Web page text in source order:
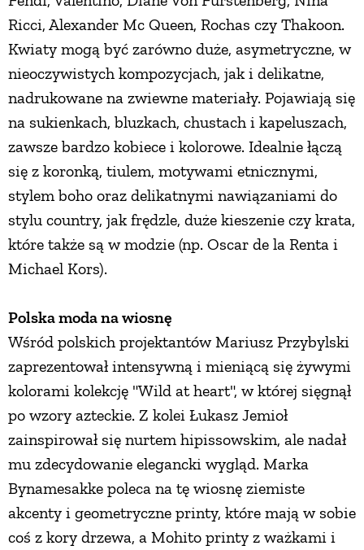
Ricci, Alexander Mc Queen, Rochas czy Thakoon.
Kwiaty mogą być zarówno duże, asymetryczne, w
nieoczywistych kompozycjach, jak i delikatne,
nadrukowane na zwiewne materiały. Pojawiają się
na sukienkach, bluzkach, chustach i kapeluszach,
zawsze bardzo kobiece i kolorowe. Idealnie łączą
się z koronką, tiulem, motywami etnicznymi,
stylem boho oraz delikatnymi nawiązaniami do
stylu country, jak frędzle, duże kieszenie czy krata,
które także są w modzie (np. Oscar de la Renta i
Michael Kors).
Polska moda na wiosnę
Wśród polskich projektantów Mariusz Przybylski
zaprezentował intensywną i mieniącą się żywymi
kolorami kolekcję "Wild at heart", w której sięgnął
po wzory azteckie. Z kolei Łukasz Jemioł
zainspirował się nurtem hipissowskim, ale nadał
mu zdecydowanie elegancki wygląd. Marka
Bynamesakke poleca na tę wiosnę ziemiste
akcenty i geometryczne printy, które mają w sobie
coś z kory drzewa, a Mohito printy z ważkami i
PRZEPISY
ŚNIADANIA
PRZYSTAWKI
ZUPY
DANIA GŁÓWNE
DODATKI
PRZETWORY
INNE